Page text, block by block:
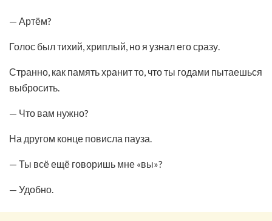
— Артём?
Голос был тихий, хриплый, но я узнал его сразу.
Странно, как память хранит то, что ты годами пытаешься
выбросить.
— Что вам нужно?
На другом конце повисла пауза.
— Ты всё ещё говоришь мне «вы»?
— Удобно.